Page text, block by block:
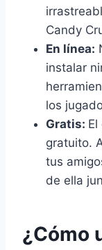
Candy
En línea:
instalar
los
Gratis:
gratuito.
tus
de ella
¿Cómo